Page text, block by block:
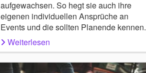
aufgewachsen. So hegt sie auch ihre
eigenen individuellen Ansprüche an
Events und die sollten Planende kennen.
Weiterlesen